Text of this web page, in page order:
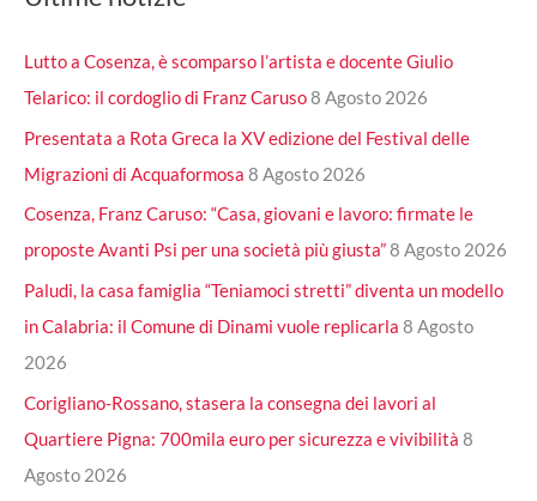
Lutto a Cosenza, è scomparso l’artista e docente Giulio
Telarico: il cordoglio di Franz Caruso8 Agosto 2026
Presentata a Rota Greca la XV edizione del Festival delle
Migrazioni di Acquaformosa 8 Agosto 2026
Cosenza, Franz Caruso: “Casa, giovani e lavoro: firmate le
proposte Avanti Psi per una società più giusta”8 Agosto 2026
Paludi, la casa famiglia “Teniamoci stretti” diventa un modello
in Calabria: il Comune di Dinami vuole replicarla 8 Agosto
2026
Corigliano-Rossano, stasera la consegna dei lavori al
Quartiere Pigna: 700mila euro per sicurezza e vivibilità 8
Agosto 2026